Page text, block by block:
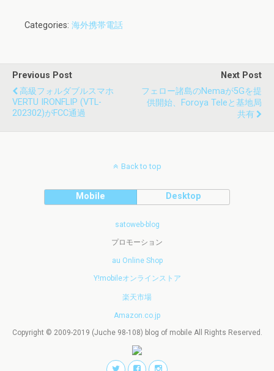
Categories: 海外携帯電話
Previous Post
高級フォルダブルスマホ
VERTU IRONFLIP (VTL-
202302)がFCC通過
Next Post
フェロー諸島のNemaが5Gを提
供開始、Foroya Teleと基地局
共有
Back to top
Mobile Desktop
satoweb-blog
プロモーション
au Online Shop
Y!mobileオンラインストア
楽天市場
Amazon.co.jp
Copyright © 2009-2019 (Juche 98-108) blog of mobile All Rights Reserved.